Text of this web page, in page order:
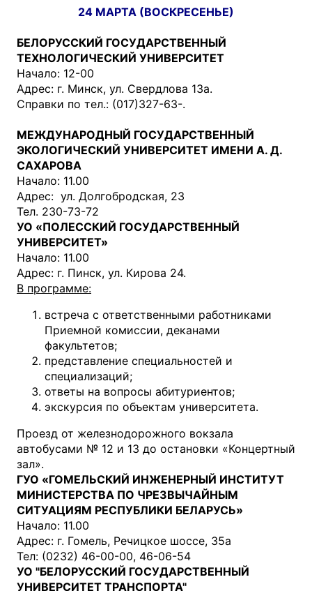
24 МАРТА (ВОСКРЕСЕНЬЕ)
БЕЛОРУССКИЙ ГОСУДАРСТВЕННЫЙ
ТЕХНОЛОГИЧЕСКИЙ УНИВЕРСИТЕТ
Начало: 12-00
Адрес: г. Минск, ул. Свердлова 13а.
Справки по тел.: (017)327-63-.
МЕЖДУНАРОДНЫЙ ГОСУДАРСТВЕННЫЙ
ЭКОЛОГИЧЕСКИЙ УНИВЕРСИТЕТ ИМЕНИ А. Д.
САХАРОВА
Начало: 11.00
Адрес: ул. Долгобродская, 23
Тел. 230-73-72
УО «ПОЛЕССКИЙ ГОСУДАРСТВЕННЫЙ
УНИВЕРСИТЕТ»
Начало: 11.00
Адрес: г. Пинск, ул. Кирова 24.
В программе:
встреча с ответственными работниками
Приемной комиссии, деканами
факультетов;
представление специальностей и
специализаций;
ответы на вопросы абитуриентов;
экскурсия по объектам университета.
Проезд от железнодорожного вокзала
автобусами № 12 и 13 до остановки «Концертный
зал».
ГУО «ГОМЕЛЬСКИЙ ИНЖЕНЕРНЫЙ ИНСТИТУТ
МИНИСТЕРСТВА ПО ЧРЕЗВЫЧАЙНЫМ
СИТУАЦИЯМ РЕСПУБЛИКИ БЕЛАРУСЬ»
Начало: 11.00
Адрес: г. Гомель, Речицкое шоссе, 35а
Тел: (0232) 46-00-00, 46-06-54
УО "БЕЛОРУССКИЙ ГОСУДАРСТВЕННЫЙ
УНИВЕРСИТЕТ ТРАНСПОРТА"